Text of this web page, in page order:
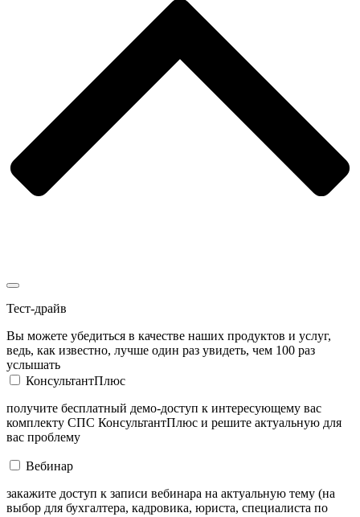
Тест-драйв
Вы можете убедиться в качестве наших продуктов и услуг,
ведь, как известно, лучше один раз увидеть, чем 100 раз
услышать
КонсультантПлюс
получите бесплатный демо-доступ к интересующему вас
комплекту СПС КонсультантПлюс и решите актуальную для
вас проблему
Вебинар
закажите доступ к записи вебинара на актуальную тему (на
выбор для бухгалтера, кадровика, юриста, специалиста по